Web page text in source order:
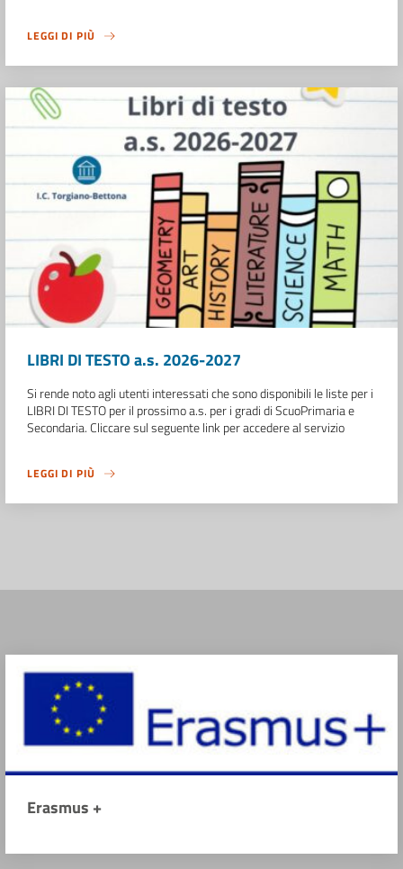
LEGGI DI PIÙ
LIBRI DI TESTO a.s. 2026-2027
Si rende noto agli utenti interessati che sono disponibili le liste per i
LIBRI DI TESTO per il prossimo a.s. per i gradi di ScuoPrimaria e
Secondaria. Cliccare sul seguente link per accedere al servizio
LEGGI DI PIÙ
Erasmus +